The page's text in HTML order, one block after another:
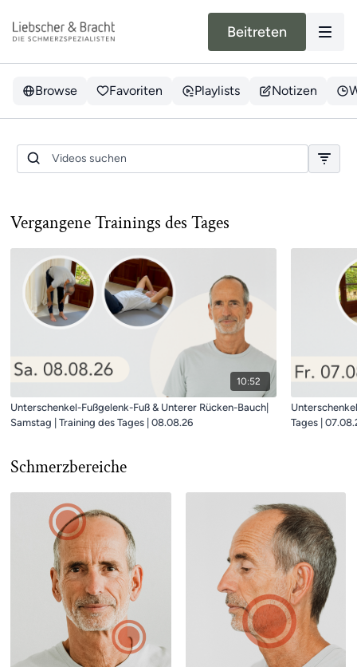
Beitreten
Browse Favoriten Playlists Notizen
Ganzkörper | Sonntagstraining |
09.08.26
Vergangene Trainings des Tages
10:52
Unterschenkel-Fußgelenk-Fuß & Unterer Rücken-Bauch|
Samstag | Training des Tages | 08.08.26
Tages |
Schmerzbereiche